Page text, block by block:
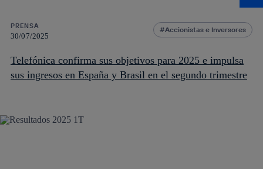
PRENSA
30/07/2025
Accionistas e Inversores
Telefónica confirma sus objetivos para 2025 e impulsa
sus ingresos en España y Brasil en el segundo trimestre